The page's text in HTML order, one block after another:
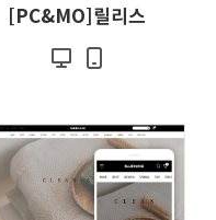
[PC&MO]릴리스